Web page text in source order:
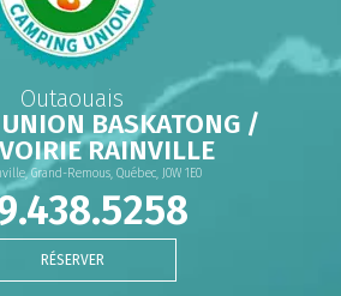
Outaouais
BASKATONG /
RAINVILLE
Grand-Remous, Québec, J0W 1E0
RÉSERVER